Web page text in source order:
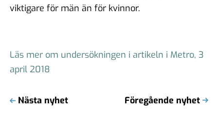
viktigare för män än för kvinnor.
Läs mer om undersökningen i artikeln i Metro, 3
april 2018
Nästa nyhet Föregående nyhet